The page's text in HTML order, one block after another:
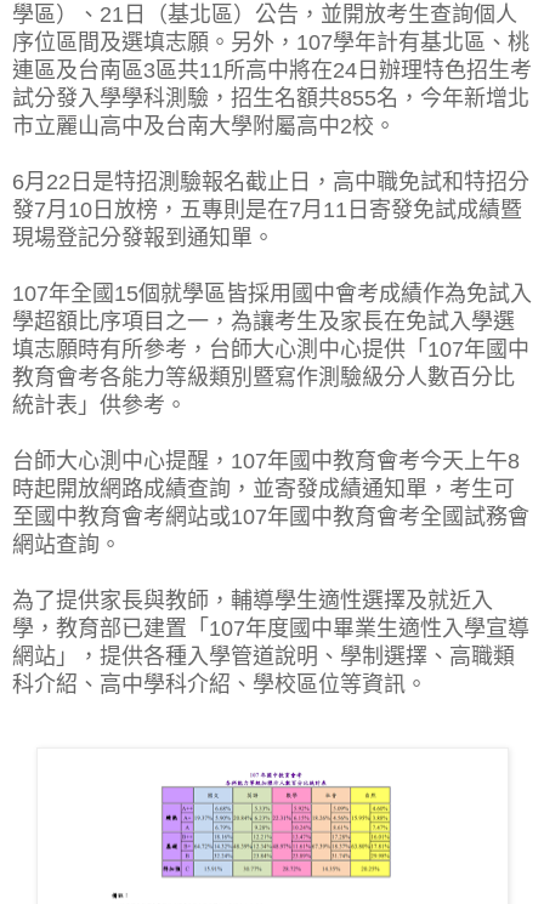
學區）、21日（基北區）公告，並開放考生查詢個人
序位區間及選填志願。另外，107學年計有基北區、桃
連區及台南區3區共11所高中將在24日辦理特色招生考
試分發入學學科測驗，招生名額共855名，今年新增北
市立麗山高中及台南大學附屬高中2校。
6月22日是特招測驗報名截止日，高中職免試和特招分
發7月10日放榜，五專則是在7月11日寄發免試成績暨
現場登記分發報到通知單。
107年全國15個就學區皆採用國中會考成績作為免試入
學超額比序項目之一，為讓考生及家長在免試入學選
填志願時有所參考，台師大心測中心提供「107年國中
教育會考各能力等級類別暨寫作測驗級分人數百分比
統計表」供參考。
台師大心測中心提醒，107年國中教育會考今天上午8
時起開放網路成績查詢，並寄發成績通知單，考生可
至 國中教育會考網站或107年國中教育會考全國試務會
網站查詢。
為了提供家長與教師，輔導學生適性選擇及就近入
學，教育部已建置「107年度國中畢業生適性入學宣導
網站」，提供各種入學管道說明、學制選擇、高職類
科介紹、高中學科介紹、學校區位等資訊。